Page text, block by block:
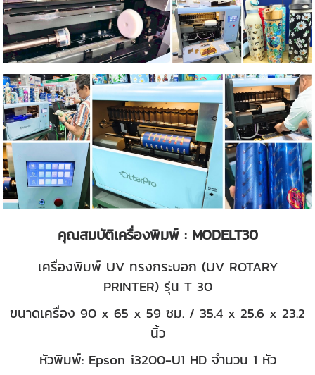
คุณสมบัติเครื่องพิมพ์ : MODELT30
เครื่องพิมพ์ UV ทรงกระบอก (UV ROTARY
PRINTER) รุ่น T 30
ขนาดเครื่อง 90 x 65 x 59 ซม. / 35.4 x 25.6 x 23.2
นิ้ว
หัวพิมพ์: Epson i3200-U1 HD จำนวน 1 หัว